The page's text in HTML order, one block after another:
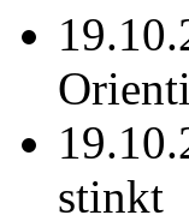
stinkt